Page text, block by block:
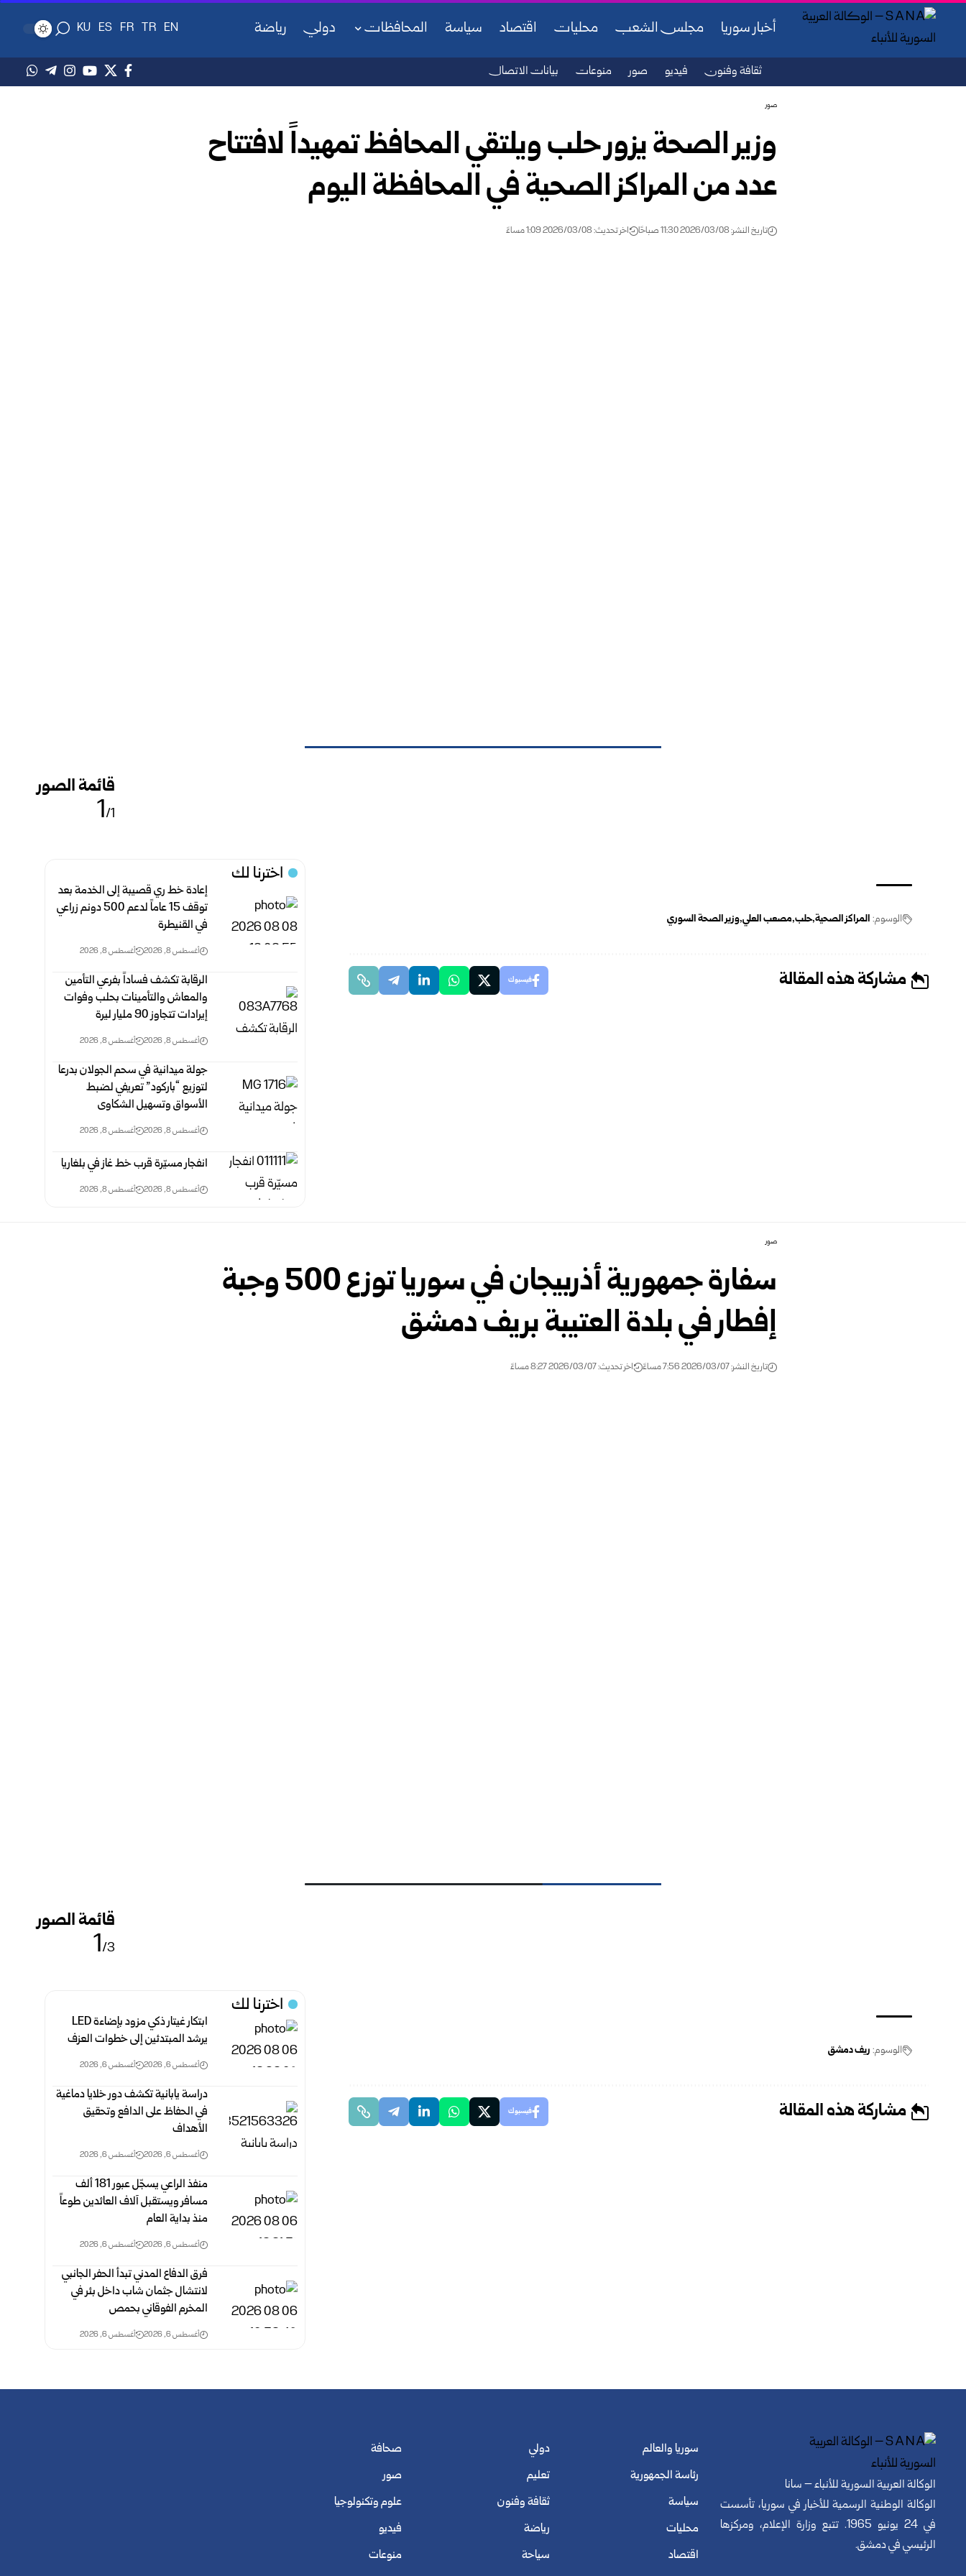
أخبار سوريا مجلس الشعب محليات اقتصاد سياسة المحافظات دولي رياضة EN
TR
FR
ES
KU
ثقافة وفنون فيديو صور منوعات بيانات الاتصال
صور
وزير الصحة يزور حلب ويلتقي المحافظ تمهيداً لافتتاح
عدد من المراكز الصحية في المحافظة اليوم
تاريخ النشر: 2026/03/08 11:30 صباحًا اخر تحديث: 2026/03/08 1:09 مساءً
قائمة الصور
1/1
الوسوم: المراكز الصحية حلب مصعب العلي وزير الصحة السوري
مشاركة هذه المقالة فيسبوك
اخترنا لك
إعادة خط ري قصيبة إلى الخدمة بعد
توقف 15 عاماً لدعم 500 دونم ‏زراعي
في القنيطرة
أغسطس 8, 2026 أغسطس 8, 2026
الرقابة تكشف فساداً بفرعي التأمين
والمعاش والتأمينات بحلب وفوات
‌‏إيرادات تتجاوز 90 مليار ليرة
أغسطس 8, 2026 أغسطس 8, 2026
جولة ميدانية في سحم الجولان بدرعا
لتوزيع “باركود” تعريفي لضبط
‏الأسواق وتسهيل الشكاوى
أغسطس 8, 2026 أغسطس 8, 2026
انفجار مسيّرة قرب خط غاز في بلغاريا
أغسطس 8, 2026 أغسطس 8, 2026
صور
سفارة جمهورية أذربيجان في سوريا توزع 500 وجبة
إفطار في بلدة العتيبة بريف دمشق
تاريخ النشر: 2026/03/07 7:56 مساءً اخر تحديث: 2026/03/07 8:27 مساءً
قائمة الصور
1/3
الوسوم: ريف دمشق
مشاركة هذه المقالة فيسبوك
اخترنا لك
ابتكار غيتار ذكي مزود بإضاءة LED
يرشد المبتدئين إلى خطوات العزف
أغسطس 6, 2026 أغسطس 6, 2026
دراسة يابانية تكشف دور خلايا دماغية
في الحفاظ على الدافع وتحقيق
الأهداف
أغسطس 6, 2026 أغسطس 6, 2026
منفذ الراعي يسجّل عبور 181 ألف
مسافر ويستقبل آلاف العائدين طوعاً
منذ بداية العام
أغسطس 6, 2026 أغسطس 6, 2026
فرق الدفاع المدني تبدأ الحفر الجانبي
لانتشال جثمان شاب داخل بئر في
المخرم الفوقاني ‏بحمص
أغسطس 6, 2026 أغسطس 6, 2026
الوكالة العربية السورية للأنباء – سانا
الوكالة الوطنية الرسمية للأخبار في سوريا، تأسست
في 24 يونيو 1965. تتبع وزارة الإعلام، ومركزها
الرئيسي في دمشق.
سوريا والعالم
رئاسة الجمهورية
سياسة
محليات
اقتصاد
دولي
تعليم
ثقافة وفنون
رياضة
سياحة
صحافة
صور
علوم وتكنولوجيا
فيديو
منوعات